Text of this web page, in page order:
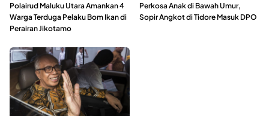
Polairud Maluku Utara Amankan 4
Warga Terduga Pelaku Bom Ikan di
Perairan Jikotamo
Perkosa Anak di Bawah Umur,
Sopir Angkot di Tidore Masuk DPO